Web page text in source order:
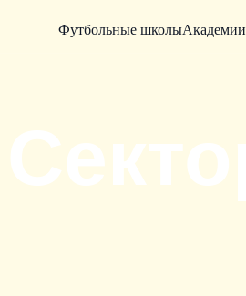
Футбольные школыАкадемии